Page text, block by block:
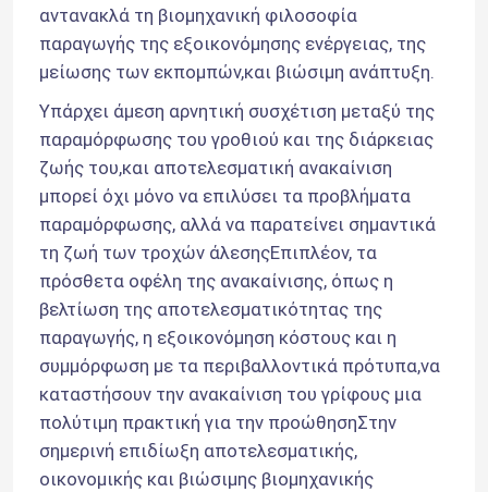
υποβολή
Αρχική Σελίδα
Προϊόντα
Σχετικά με εμάς
Γύρος εργοστασίων
αντανακλά τη βιομηχανική φιλοσοφία
παραγωγής της εξοικονόμησης ενέργειας, της
μείωσης των εκπομπών,και βιώσιμη ανάπτυξη.
Υπάρχει άμεση αρνητική συσχέτιση μεταξύ της
παραμόρφωσης του γροθιού και της διάρκειας
ζωής του,και αποτελεσματική ανακαίνιση
μπορεί όχι μόνο να επιλύσει τα προβλήματα
παραμόρφωσης, αλλά να παρατείνει σημαντικά
τη ζωή των τροχών άλεσηςΕπιπλέον, τα
πρόσθετα οφέλη της ανακαίνισης, όπως η
βελτίωση της αποτελεσματικότητας της
παραγωγής, η εξοικονόμηση κόστους και η
συμμόρφωση με τα περιβαλλοντικά πρότυπα,να
καταστήσουν την ανακαίνιση του γρίφους μια
πολύτιμη πρακτική για την προώθησηΣτην
σημερινή επιδίωξη αποτελεσματικής,
οικονομικής και βιώσιμης βιομηχανικής